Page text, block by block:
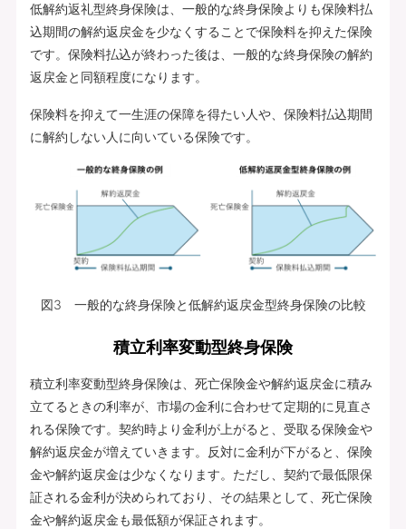
低解約返礼型終身保険は、一般的な終身保険よりも保険料払
込期間の解約返戻金を少なくすることで保険料を抑えた保険
です。保険料払込が終わった後は、一般的な終身保険の解約
返戻金と同額程度になります。
保険料を抑えて一生涯の保障を得たい人や、保険料払込期間
に解約しない人に向いている保険です。
図3 一般的な終身保険と低解約返戻金型終身保険の比較
積立利率変動型終身保険
積立利率変動型終身保険は、死亡保険金や解約返戻金に積み
立てるときの利率が、市場の金利に合わせて定期的に見直さ
れる保険です。契約時より金利が上がると、受取る保険金や
解約返戻金が増えていきます。反対に金利が下がると、保険
金や解約返戻金は少なくなります。ただし、契約で最低限保
証される金利が決められており、その結果として、死亡保険
金や解約返戻金も最低額が保証されます。